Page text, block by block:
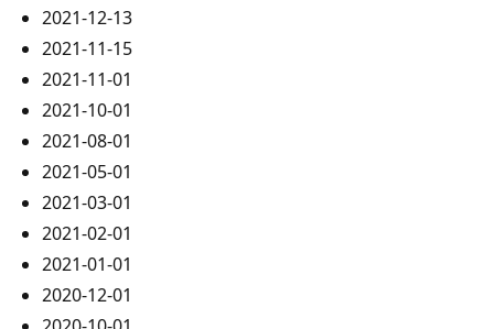
2021-12-13
2021-11-15
2021-11-01
2021-10-01
2021-08-01
2021-05-01
2021-03-01
2021-02-01
2021-01-01
2020-12-01